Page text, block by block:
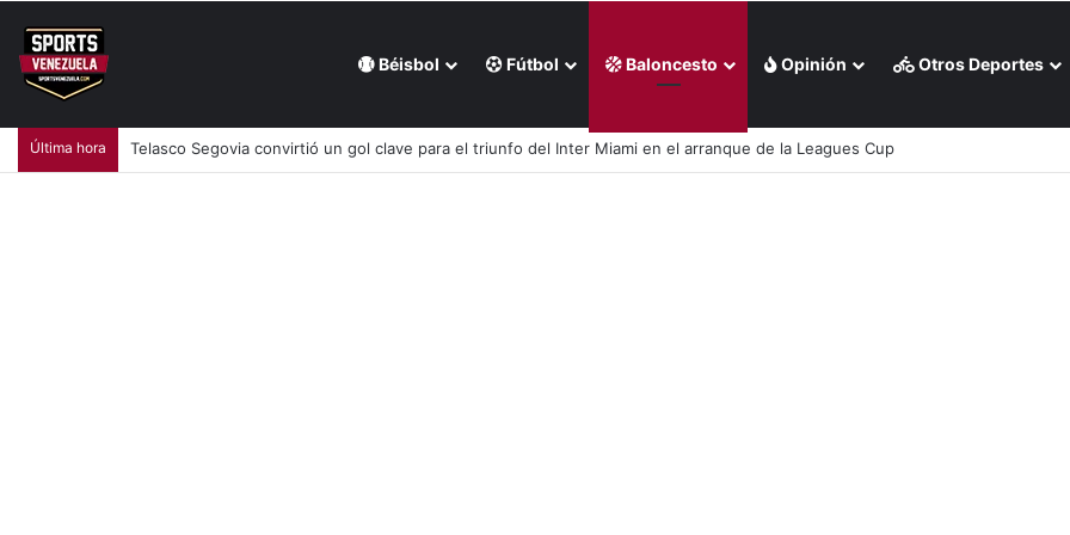
Béisbol Fútbol Baloncesto Opinión Otros Deportes
Última hora Telasco Segovia convirtió un gol clave para el triunfo del Inter Miami en el arranque de la Leagues Cup